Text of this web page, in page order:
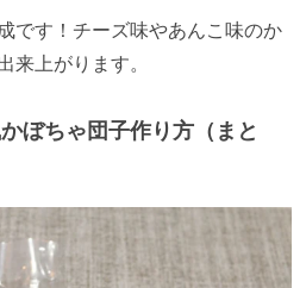
です！チーズ味やあんこ味のか
上がります。
ぼちゃ団子作り方（まと